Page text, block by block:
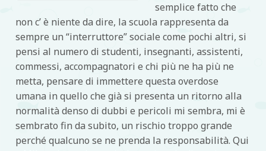
semplice fatto che
non c’ è niente da dire, la scuola rappresenta da
sempre un “interruttore” sociale come pochi altri, si
pensi al numero di studenti, insegnanti, assistenti,
commessi, accompagnatori e chi più ne ha più ne
metta, pensare di immettere questa overdose
umana in quello che già si presenta un ritorno alla
normalità denso di dubbi e pericoli mi sembra, mi è
sembrato fin da subito, un rischio troppo grande
perché qualcuno se ne prenda la responsabilità. Qui